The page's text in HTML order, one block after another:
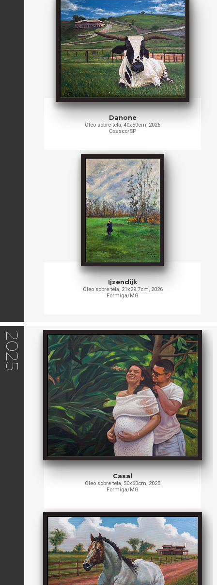
Danone
Óleo sobre tela, 40x50cm, 2026
Osasco/SP
Ijzendijk
Óleo sobre tela, 21x29.7cm, 2026
Formiga/MG
2025
Casal
Óleo sobre tela, 50x60cm, 2025
Formiga/MG